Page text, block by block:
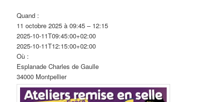
Quand :
11 octobre 2025 à 09:45 – 12:15
2025-10-11T09:45:00+02:00
2025-10-11T12:15:00+02:00
Où :
Esplanade Charles de Gaulle
34000 Montpellier